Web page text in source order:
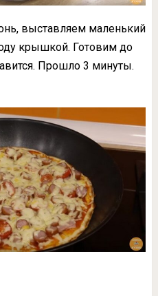
выставляем маленький
крышкой. Готовим до
Прошло 3 минуты.